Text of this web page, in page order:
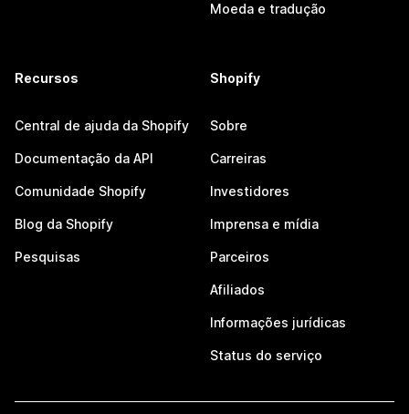
Moeda e tradução
Recursos
Central de ajuda da Shopify
Documentação da API
Comunidade Shopify
Blog da Shopify
Pesquisas
Shopify
Sobre
Carreiras
Investidores
Imprensa e mídia
Parceiros
Afiliados
Informações jurídicas
Status do serviço